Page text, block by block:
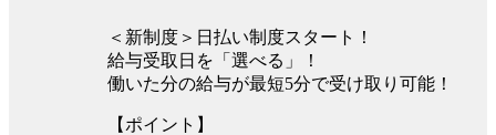
＜新制度＞日払い制度スタート！
給与受取日を「選べる」！
働いた分の給与が最短5分で受け取り可能！
【ポイント】